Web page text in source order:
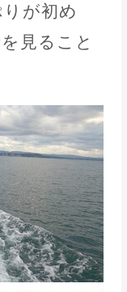
が初め
見ること